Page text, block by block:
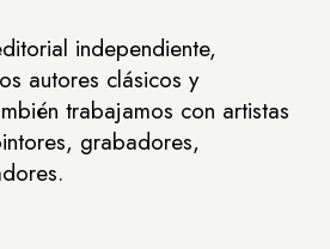
independiente,
autores clásicos y
trabajamos con artistas
grabadores,